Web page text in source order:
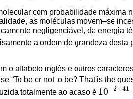
com probabilidade
as moléculas movem–se
negligenciável, da energia
a ordem de grandeza desta
o alfabeto inglês e outros
“To be or not to be? That is the
totalmente ao acaso é 10−2×41
10− 2×41